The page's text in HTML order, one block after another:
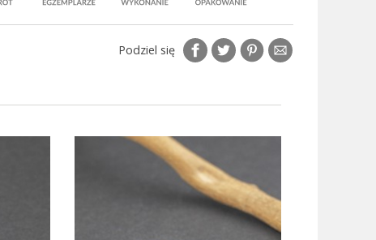
Podziel się